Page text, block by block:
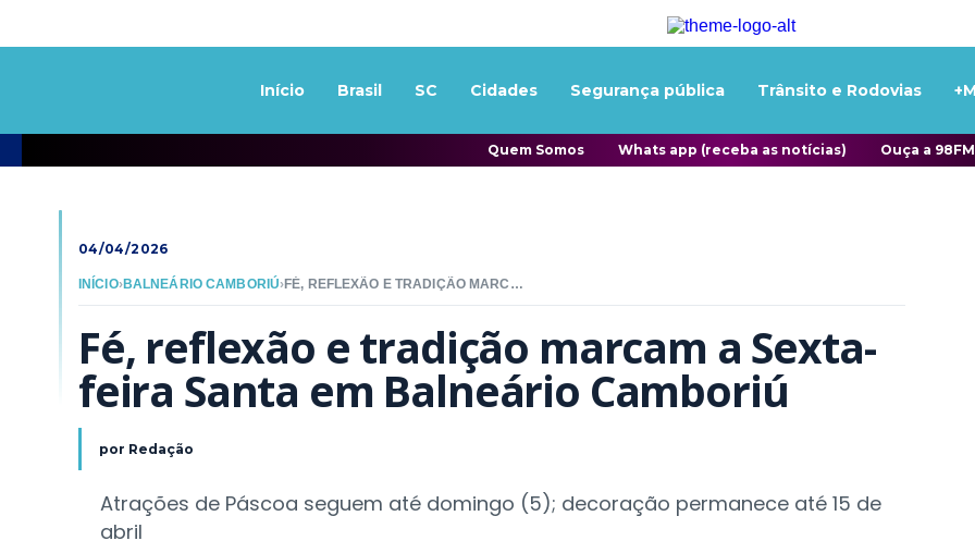
Início Brasil SC Cidades Segurança pública Trânsito e Rodovias
Quem Somos Whats app (receba as notícias) Ouça a 98FM
04/04/2026
INÍCIO›BALNEÁRIO CAMBORIÚ› FÉ, REFLEXÃO E TRADIÇÃO MARCAM A SEXTA-FEIRA SANTA EM BALNEÁRIO CAMBORIÚ
Fé, reflexão e tradição marcam a Sexta-
feira Santa em Balneário Camboriú
por Redação
Atrações de Páscoa seguem até domingo (5); decoração permanece até 15 de
abril